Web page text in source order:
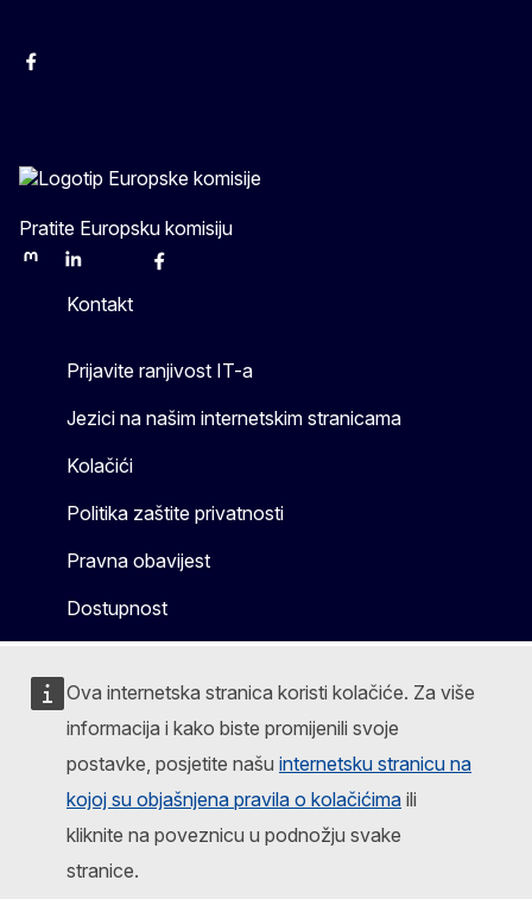
Ova internetska stranica koristi kolačiće. Za više
informacija i kako biste promijenili svoje
postavke, posjetite našu internetsku stranicu na
kojoj su objašnjena pravila o kolačićima ili
kliknite na poveznicu u podnožju svake
stranice.
Facebook
Pratite Europsku komisiju
MastodonLinkedInBlueskyFacebook
Kontakt
Prijavite ranjivost IT-a
Jezici na našim internetskim stranicama
Kolačići
Politika zaštite privatnosti
Pravna obavijest
Dostupnost